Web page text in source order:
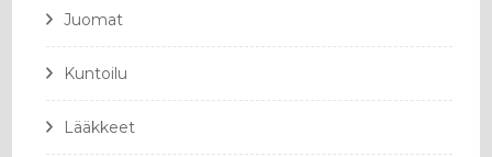
Juomat
Kuntoilu
Lääkkeet